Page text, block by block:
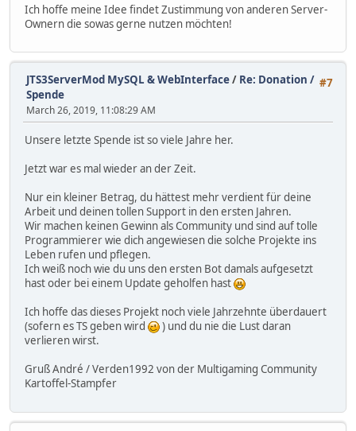
Ich hoffe meine Idee findet Zustimmung von anderen Server-
Ownern die sowas gerne nutzen möchten!
#7
JTS3ServerMod MySQL & WebInterface/ Re: Donation /
Spende
March 26, 2019, 11:08:29 AM
Unsere letzte Spende ist so viele Jahre her.
Jetzt war es mal wieder an der Zeit.
Nur ein kleiner Betrag, du hättest mehr verdient für deine
Arbeit und deinen tollen Support in den ersten Jahren.
Wir machen keinen Gewinn als Community und sind auf tolle
Programmierer wie dich angewiesen die solche Projekte ins
Leben rufen und pflegen.
Ich weiß noch wie du uns den ersten Bot damals aufgesetzt
hast oder bei einem Update geholfen hast
Ich hoffe das dieses Projekt noch viele Jahrzehnte überdauert
(sofern es TS geben wird
) und du nie die Lust daran
verlieren wirst.
Gruß André / Verden1992 von der Multigaming Community
Kartoffel-Stampfer